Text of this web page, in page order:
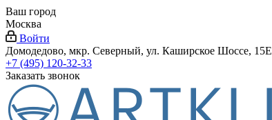
Ваш город
Москва
Войти
Домодедово, мкр. Северный, ул. Каширское Шоссе, 15Е
+7 (495) 120-32-33
Заказать звонок